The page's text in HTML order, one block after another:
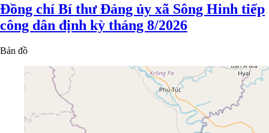
Đồng chí Bí thư Đảng ủy xã Sông Hinh tiếp
công dân định kỳ tháng 8/2026
Bản đồ